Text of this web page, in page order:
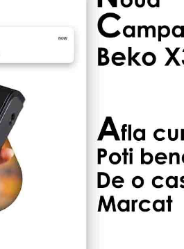
0241.756.696
PB4 0241.72.25.70 DA
Bl.
0241.823.250